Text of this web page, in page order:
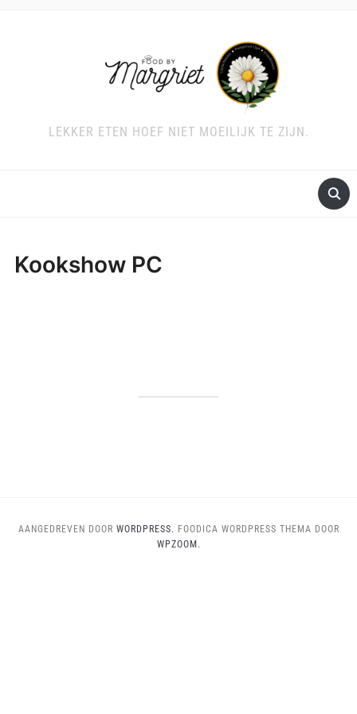
LEKKER ETEN HOEF NIET MOEILIJK TE ZIJN.
Kookshow PC
AANGEDREVEN DOOR WORDPRESS. FOODICA WORDPRESS THEMA DOOR
WPZOOM.